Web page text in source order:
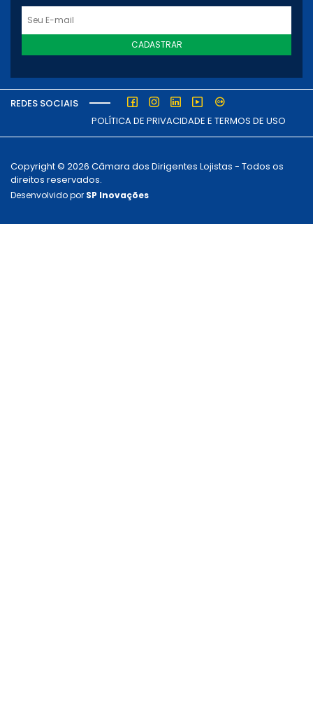
CADASTRAR
REDES SOCIAIS
POLÍTICA DE PRIVACIDADE E TERMOS DE USO
Copyright © 2026 Câmara dos Dirigentes Lojistas - Todos os
direitos reservados.
Desenvolvido por SP Inovações